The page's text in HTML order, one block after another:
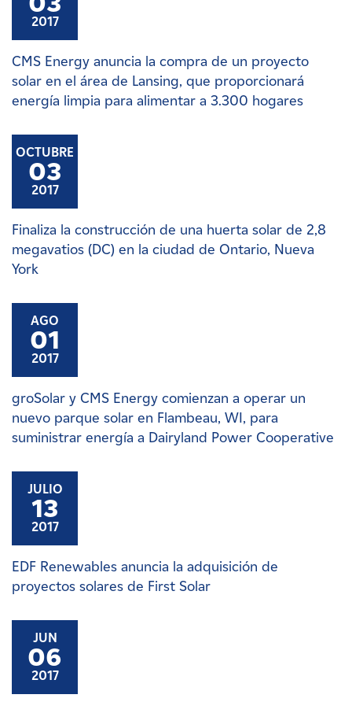
2017
CMS Energy anuncia la compra de un proyecto
solar en el área de Lansing, que proporcionará
energía limpia para alimentar a 3.300 hogares
OCTUBRE
03
2017
Finaliza la construcción de una huerta solar de 2,8
megavatios (DC) en la ciudad de Ontario, Nueva
York
AGO
01
2017
groSolar y CMS Energy comienzan a operar un
nuevo parque solar en Flambeau, WI, para
suministrar energía a Dairyland Power Cooperative
JULIO
13
2017
EDF Renewables anuncia la adquisición de
proyectos solares de First Solar
JUN
06
2017